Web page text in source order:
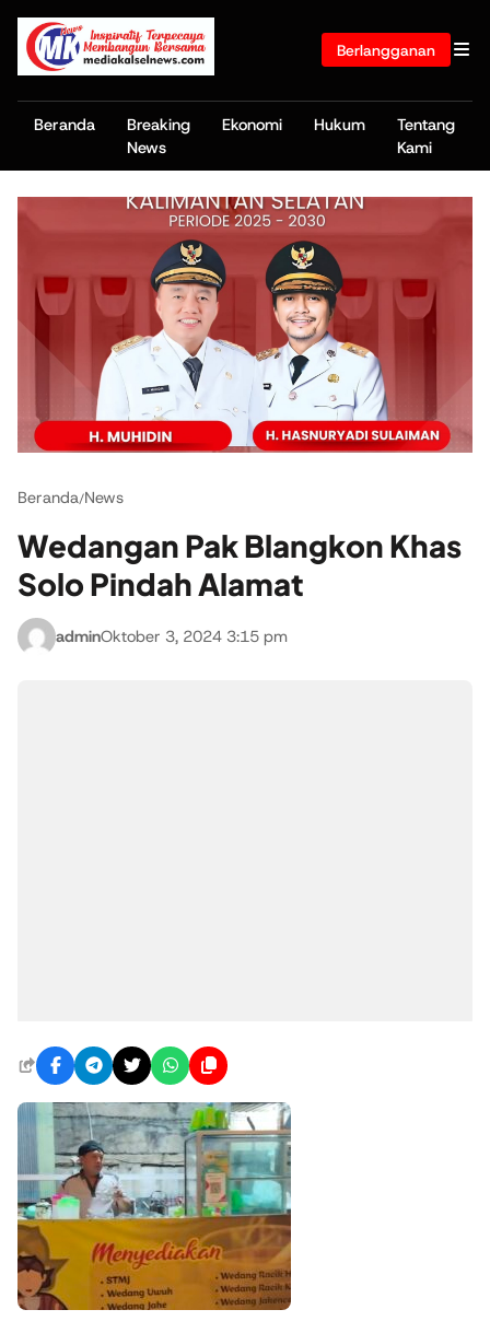
Berlangganan
Beranda
Breaking
News
Ekonomi Hukum
Tentang
Kami
Beranda/News
Wedangan Pak Blangkon Khas
Solo Pindah Alamat
adminOktober 3, 2024 3:15 pm